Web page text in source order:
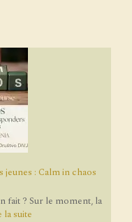
jeunes : Calm in chaos
fait ? Sur le moment, la
la suite